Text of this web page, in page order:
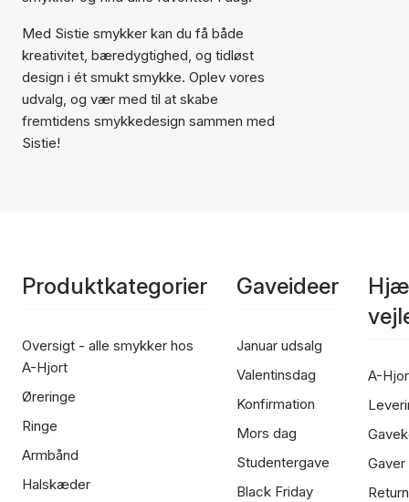
Med Sistie smykker kan du få både
kreativitet, bæredygtighed, og tidløst
design i ét smukt smykke. Oplev vores
udvalg, og vær med til at skabe
fremtidens smykkedesign sammen med
Sistie!
Produktkategorier
Oversigt - alle smykker hos
A-Hjort
Øreringe
Ringe
Armbånd
Halskæder
Gaveideer
Januar udsalg
Valentinsdag
Konfirmation
Mors dag
Studentergave
Black Friday
A-